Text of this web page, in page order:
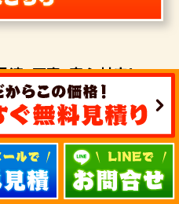
速・丁寧・安心対応！
キングヒーター・
電化を
お問い合せ下さい！